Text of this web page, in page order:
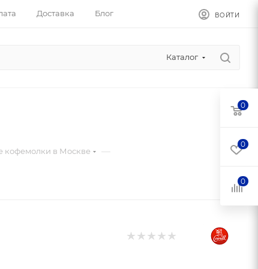
Доставка Блог ВОЙТИ
Каталог
кофемолки в Москве —
0
0
0